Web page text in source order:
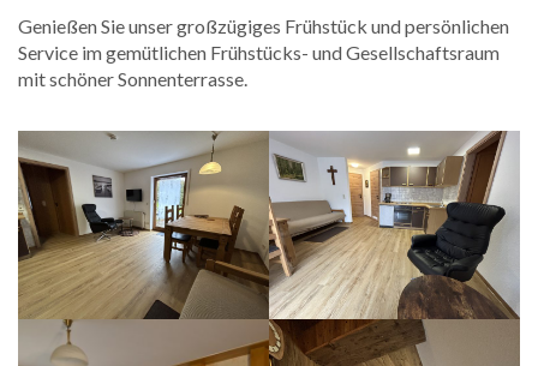
Genießen Sie unser großzügiges Frühstück und persönlichen
Service im gemütlichen Frühstücks- und Gesellschaftsraum
mit schöner Sonnenterrasse.